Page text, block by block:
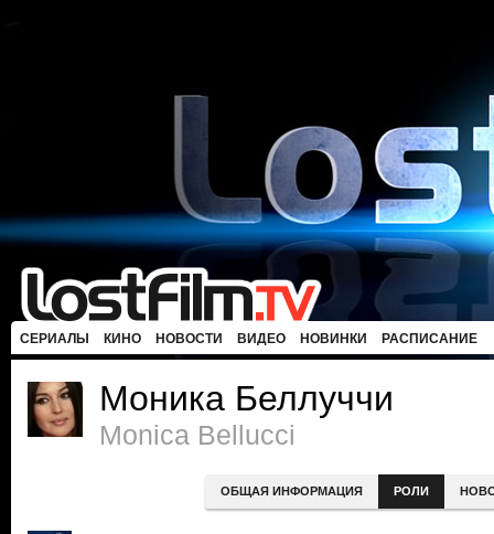
СЕРИАЛЫ КИНО НОВОСТИ ВИДЕО НОВИНКИ РАСПИСАНИЕ
Моника Беллуччи
Monica Bellucci
ОБЩАЯ ИНФОРМАЦИЯ РОЛИ